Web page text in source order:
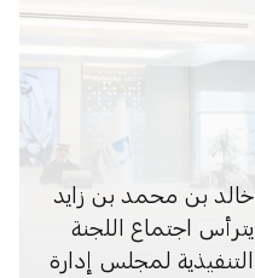
خالد بن محمد بن زايد
يترأس اجتماع اللجنة
التنفيذية لمجلس إدارة